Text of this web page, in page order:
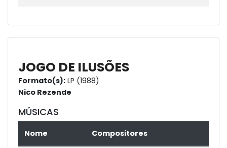
JOGO DE ILUSÕES
Formato(s): LP (1988)
Nico Rezende
MÚSICAS
Nome Compositores